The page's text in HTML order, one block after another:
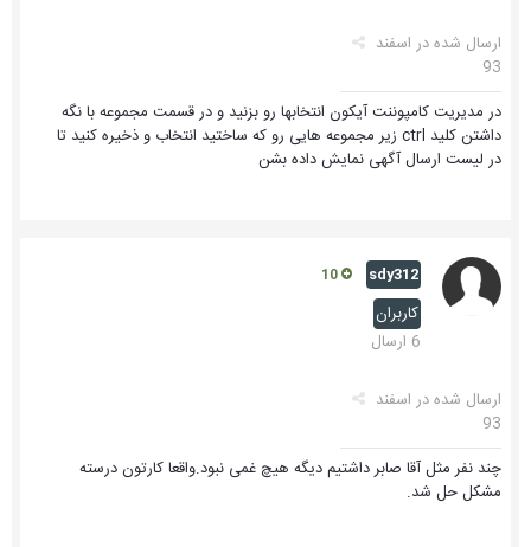
ارسال شده در اسفند
93
در مدیریت کامپوننت آیکون انتخابها رو بزنید و در قسمت مجموعه با نگه
داشتن کلید ctrl زیر مجموعه هایی رو که ساختید انتخاب و ذخیره کنید تا
در لیست ارسال آگهی نمایش داده بشن
sdy312
کاربران
6 ارسال
ارسال شده در اسفند
93
چند نفر مثل آقا صابر داشتیم دیگه هیچ غمی نبود.واقعا کارتون درسته
مشکل حل شد.